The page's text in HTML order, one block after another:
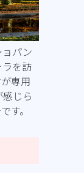
パン
を訪
専用
じら
す。